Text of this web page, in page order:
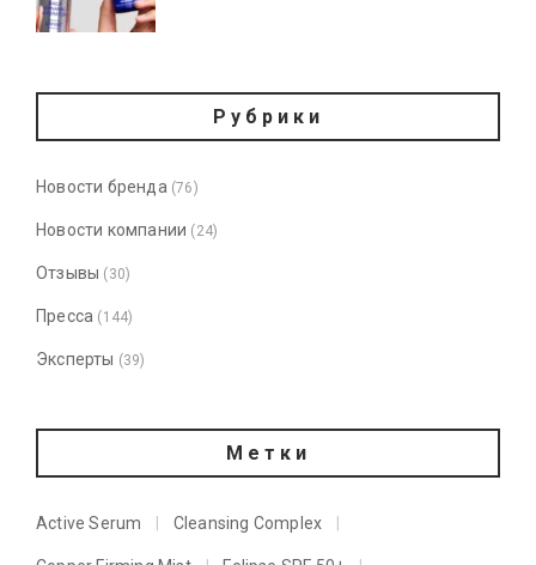
Рубрики
Новости бренда (76)
Новости компании (24)
Отзывы (30)
Пресса (144)
Эксперты (39)
Метки
Active Serum Cleansing Complex